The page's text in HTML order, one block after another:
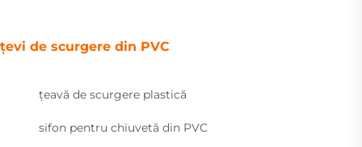
țevi de scurgere din PVC
țeavă de scurgere plastică
sifon pentru chiuvetă din PVC